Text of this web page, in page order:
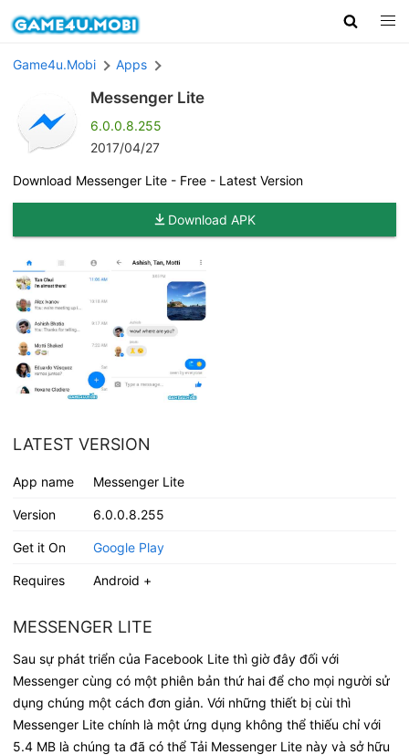
Game4u.Mobi Apps
Messenger Lite
6.0.0.8.255
2017/04/27
Download Messenger Lite - Free - Latest Version
Download APK
LATEST VERSION
App name Messenger Lite
Version 6.0.0.8.255
Get it On Google Play
Requires Android +
MESSENGER LITE
Sau sự phát triển của Facebook Lite thì giờ đây đối với
Messenger cùng có một phiên bản thứ hai để cho mọi người sử
dụng chúng một cách đơn giản. Với những thiết bị cùi thì
Messenger Lite chính là một ứng dụng không thể thiếu chỉ với
5.4 MB là chúng ta đã có thể Tải Messenger Lite này và sở hữu